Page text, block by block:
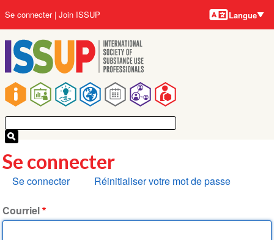
au
contenu
principal
Main
navigation
User
account
menu
Se connecter Join ISSUP Langues
Langue
Se connecter
Onglets
Se connecter Réinitialiser votre mot de passe
Courriel